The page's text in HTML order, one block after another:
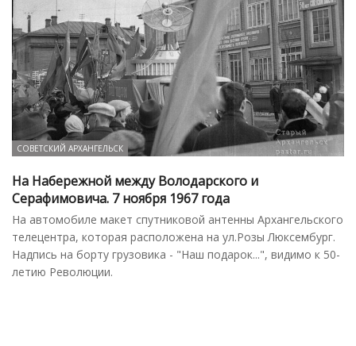
СОВЕТСКИЙ АРХАНГЕЛЬСК
На Набережной между Володарского и
Серафимовича. 7 ноября 1967 года
На автомобиле макет спутниковой антенны Архангельского
телецентра, которая расположена на ул.Розы Люксембург.
Надпись на борту грузовика - "Наш подарок...", видимо к 50-
летию Революции.